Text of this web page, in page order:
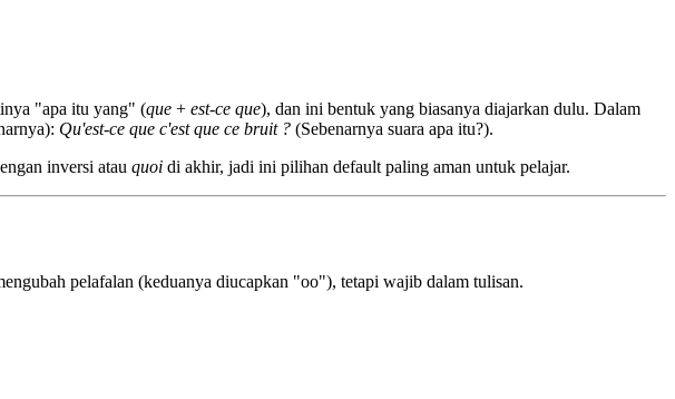
"apa itu yang" (que + est-ce que), dan ini bentuk yang biasanya diajarkan dulu. Dalam
Qu'est-ce que c'est que ce bruit ? (Sebenarnya suara apa itu?).
inversi atau quoi di akhir, jadi ini pilihan default paling aman untuk pelajar.
pelafalan (keduanya diucapkan "oo"), tetapi wajib dalam tulisan.